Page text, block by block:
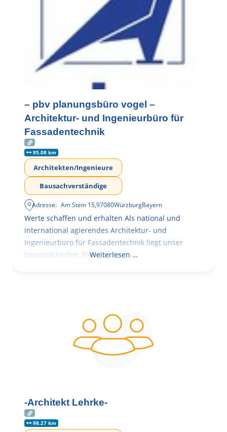
– pbv planungsbüro vogel –
Architektur- und Ingenieurbüro für
Fassadentechnik
95.08 km
Architekten/Ingenieure
Bausachverständige
Adresse: Am Stein 15,97080WürzburgBayern
Werte schaffen und erhalten Als national und
international agierendes Architektur- und
Ingenieurbüro für Fassadentechnik liegt unser
hauptsächlicher Fokus in der
Weiterlesen …
-Architekt Lehrke-
98.27 km